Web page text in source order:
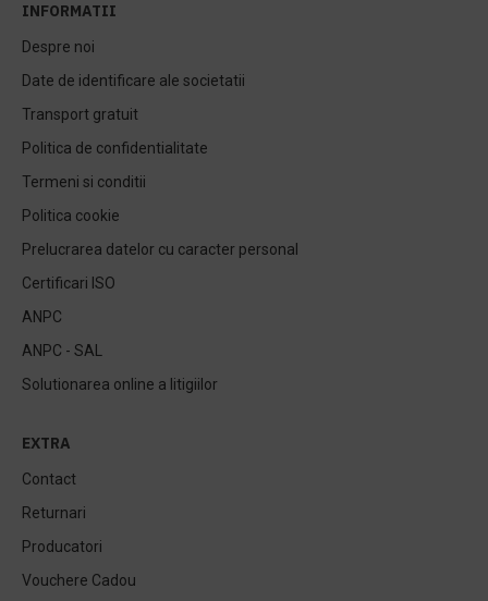
INFORMATII
Despre noi
Date de identificare ale societatii
Transport gratuit
Politica de confidentialitate
Termeni si conditii
Politica cookie
Prelucrarea datelor cu caracter personal
Certificari ISO
ANPC
ANPC - SAL
Solutionarea online a litigiilor
EXTRA
Contact
Returnari
Producatori
Vouchere Cadou